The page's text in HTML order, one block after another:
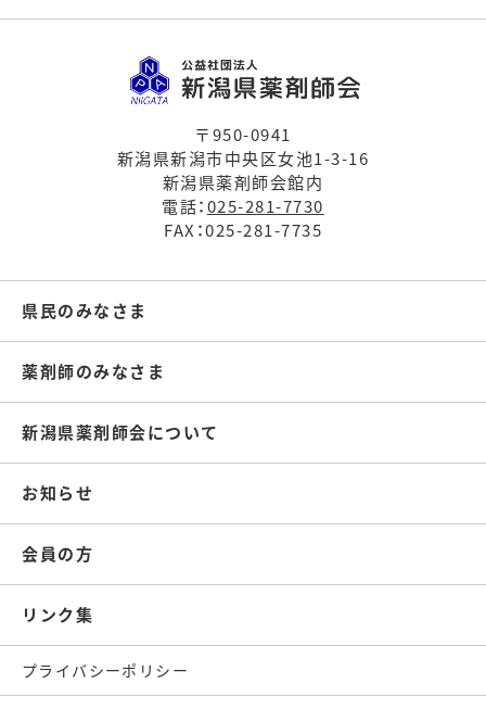
〒950-0941
新潟県新潟市中央区女池1-3-16
新潟県薬剤師会館内
電話：025-281-7730
FAX：025-281-7735
県民のみなさま
薬剤師のみなさま
新潟県薬剤師会について
お知らせ
会員の方
リンク集
プライバシーポリシー